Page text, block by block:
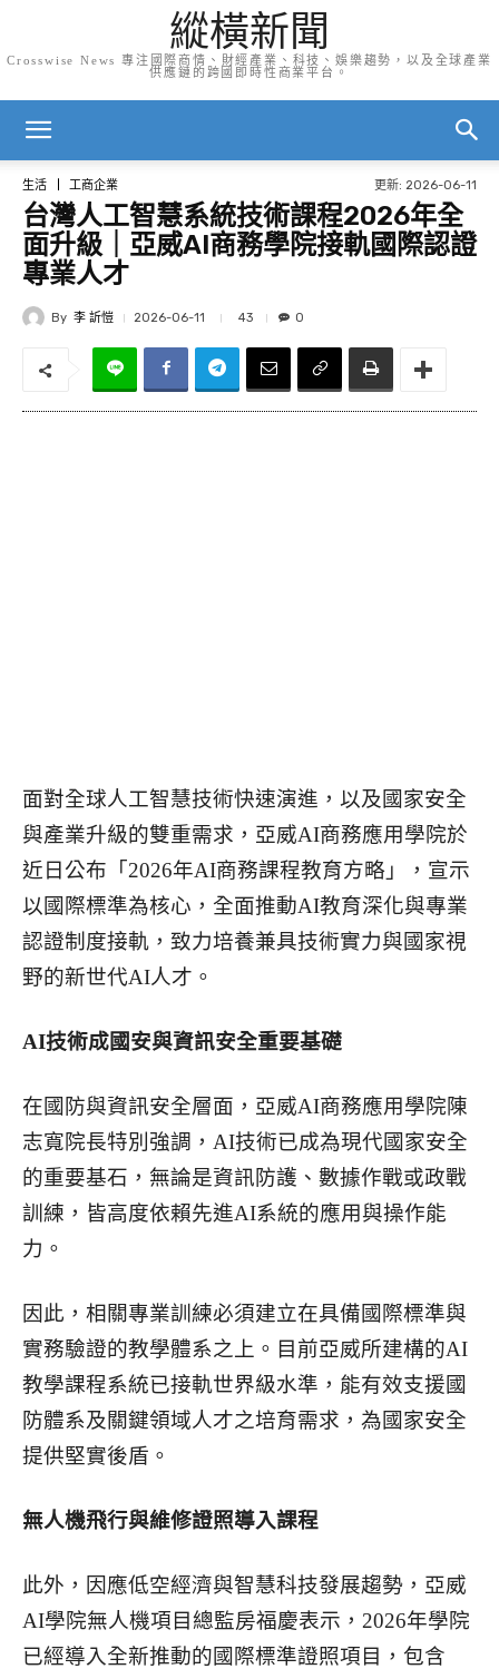
縱橫新聞
Crosswise News 專注國際商情、財經產業、科技、娛樂趨勢，以及全球產業
供應鏈的跨國即時性商業平台。
生活 工商企業 更新: 2026-06-11
台灣人工智慧系統技術課程2026年全
面升級｜亞威AI商務學院接軌國際認證
專業人才
By 李 訢愷 2026-06-11 43 0
面對全球人工智慧技術快速演進，以及國家安全
與產業升級的雙重需求，亞威AI商務應用學院於
近日公布「2026年AI商務課程教育方略」，宣示
以國際標準為核心，全面推動AI教育深化與專業
認證制度接軌，致力培養兼具技術實力與國家視
野的新世代AI人才。
AI技術成國安與資訊安全重要基礎
在國防與資訊安全層面，亞威AI商務應用學院陳
志寬院長特別強調，AI技術已成為現代國家安全
的重要基石，無論是資訊防護、數據作戰或政戰
訓練，皆高度依賴先進AI系統的應用與操作能
力。
因此，相關專業訓練必須建立在具備國際標準與
實務驗證的教學體系之上。目前亞威所建構的AI
教學課程系統已接軌世界級水準，能有效支援國
防體系及關鍵領域人才之培育需求，為國家安全
提供堅實後盾。
無人機飛行與維修證照導入課程
此外，因應低空經濟與智慧科技發展趨勢，亞威
AI學院無人機項目總監房福慶表示，2026年學院
已經導入全新推動的國際標準證照項目，包含